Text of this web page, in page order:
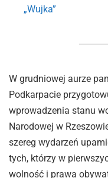
„Wujka”
W grudniowej aurze
Podkarpacie
wprowadzenia stanu
Narodowej w
szereg wydarzeń
tych, którzy w
wolność i prawa